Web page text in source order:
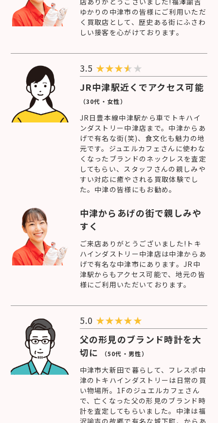
ゆかりの中津市の皆様にご利用いただ
く買取店として、歴史ある街にふさわ
しい接客を心がけております。
3.5 ★★★
★
JR中津駅近くでアクセス可能
（30代・女性）
JR日豊本線中津駅から車でトキハイ
ンダストリー中津店まで。中津からあ
げで有名な街(笑)、食文化も魅力の地
元です。ジュエルカフェさんに使わな
くなったブランドのネックレスを査定
してもらい、スタッフさんの親しみや
すい対応に癒やされる買取体験でし
た。中津の皆様にもお勧め。
中津からあげの街で親しみや
すく
ご来店ありがとうございました!トキ
ハインダストリー中津店は中津からあ
げで有名な中津市にあります。JR中
津駅からもアクセス可能で、地元の皆
様にご利用いただいております。
5.0 ★★★★★
父の形見のブランド時計を大
切に
（50代・男性）
中津市大新田で暮らして、フレスポ中
津のトキハインダストリーは日常の買
い物場所。1Fのジュエルカフェさん
で、亡くなった父の形見のブランド時
計を査定してもらいました。中津は福